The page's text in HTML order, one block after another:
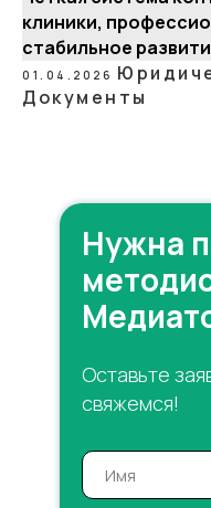
клиники,
стабильное
01.04.2026
Документы
Нужна
Оставьте
свяжемся!